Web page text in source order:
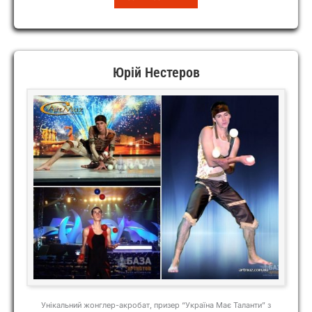
Юрій Нестеров
Унікальний жонглер-акробат, призер “Україна Має Таланти” з